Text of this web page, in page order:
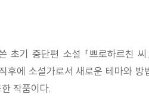
기 중단편 소설 「쁘로하르친 씨
직후에 소설가로서 새로운 테마와
작품이다.